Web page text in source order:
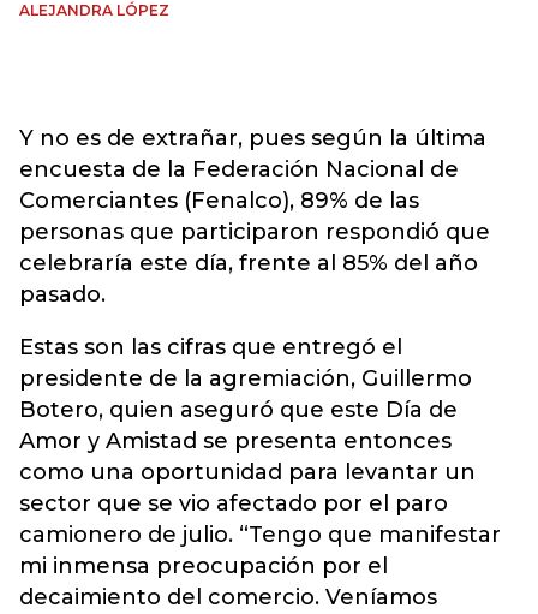
ALEJANDRA LÓPEZ
Y no es de extrañar, pues según la última
encuesta de la Federación Nacional de
Comerciantes (Fenalco), 89% de las
personas que participaron respondió que
celebraría este día, frente al 85% del año
pasado.
Estas son las cifras que entregó el
presidente de la agremiación, Guillermo
Botero, quien aseguró que este Día de
Amor y Amistad se presenta entonces
como una oportunidad para levantar un
sector que se vio afectado por el paro
camionero de julio. “Tengo que manifestar
mi inmensa preocupación por el
decaimiento del comercio. Veníamos